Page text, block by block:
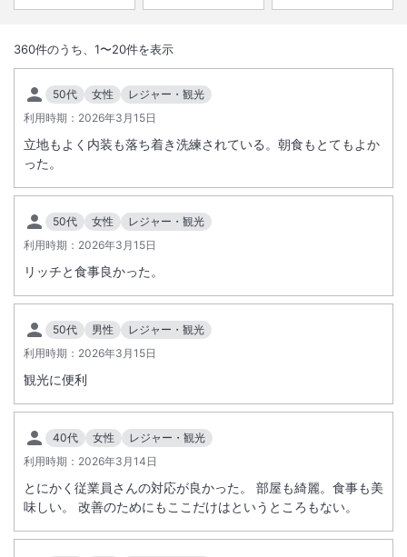
★天然温泉展望大浴場 完備★夜は船灯りに照らされた函館港、朝日で
煌く街並みを♪口コミ高評価の朝食ブッフェ！オリジナル海鮮丼も◎
INチェックイン
15:00
駐車場あり
360件のうち、 1〜20件を表示
50代 女性
レジャー・観光
利用時期： 2026年3月15日
立地もよく内装も落ち着き洗練されている。朝食もとてもよか
った。
50代 女性
レジャー・観光
利用時期： 2026年3月15日
リッチと食事良かった。
50代 男性
レジャー・観光
利用時期： 2026年3月15日
観光に便利
40代 女性
レジャー・観光
利用時期： 2026年3月14日
とにかく従業員さんの対応が良かった。 部屋も綺麗。食事も美
味しい。 改善のためにもここだけはというところもない。